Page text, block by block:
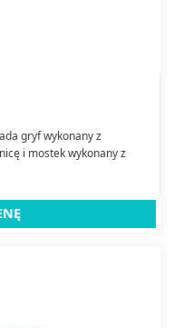
gryf wykonany z
i mostek wykonany z